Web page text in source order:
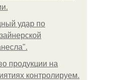
удар по
продукции на
контролируем.